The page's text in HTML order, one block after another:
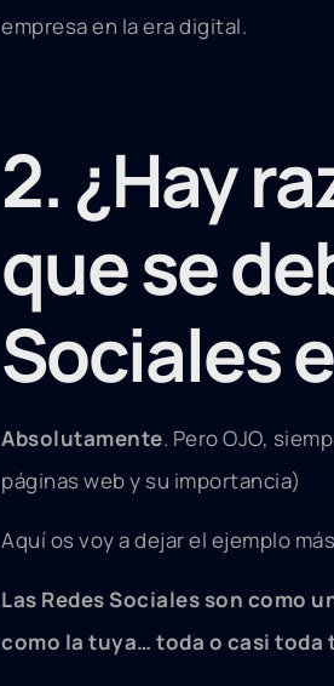
empresa en la era digital.
2. ¿Hay
que se
Sociales
Absolutamente. Pero OJO,
páginas web y su importancia)
Aquí os voy a dejar el ejemplo
Las Redes Sociales son como
como la tuya… toda o casi